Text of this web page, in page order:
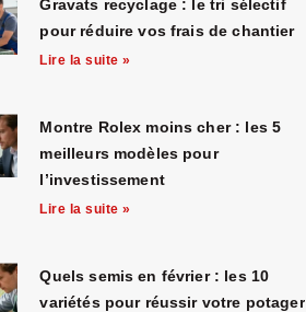
Gravats recyclage : le tri sélectif
pour réduire vos frais de chantier
Lire la suite »
Montre Rolex moins cher : les 5
meilleurs modèles pour
l’investissement
Lire la suite »
Quels semis en février : les 10
variétés pour réussir votre potager